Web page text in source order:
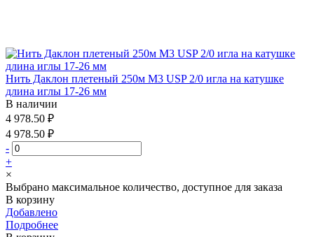
Нить Даклон плетеный 250м М3 USP 2/0 игла на катушке
длина иглы 17-26 мм
В наличии
4 978.50 ₽
4 978.50 ₽
-
+
×
Выбрано максимальное количество, доступное для заказа
В корзину
Добавлено
Подробнее